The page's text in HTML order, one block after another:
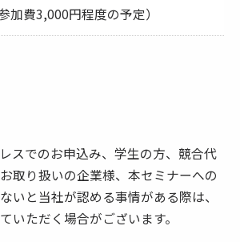
加費3,000円程度の予定）
スでのお申込み、学生の方、競合代
取り扱いの企業様、本セミナーへの
いと当社が認める事情がある際は、
いただく場合がございます。